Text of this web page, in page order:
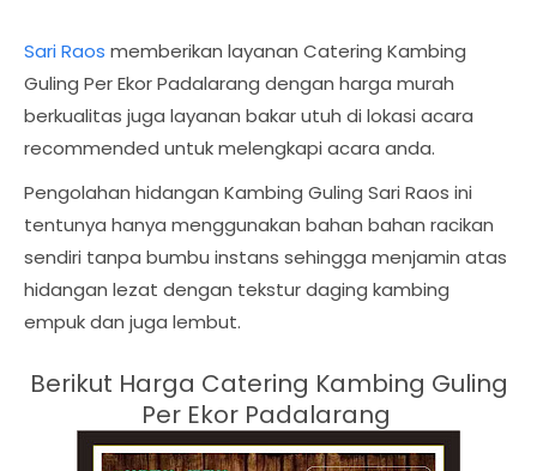
Sari Raos memberikan layanan Catering Kambing
Guling Per Ekor Padalarang dengan harga murah
berkualitas juga layanan bakar utuh di lokasi acara
recommended untuk melengkapi acara anda.
Pengolahan hidangan Kambing Guling Sari Raos ini
tentunya hanya menggunakan bahan bahan racikan
sendiri tanpa bumbu instans sehingga menjamin atas
hidangan lezat dengan tekstur daging kambing
empuk dan juga lembut.
Berikut Harga Catering Kambing Guling
Per Ekor Padalarang